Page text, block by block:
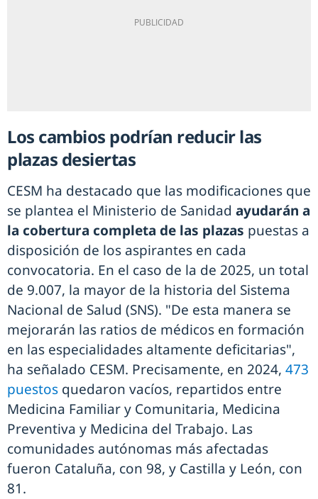
Los cambios podrían reducir las
plazas desiertas
CESM ha destacado que las modificaciones que
se plantea el Ministerio de Sanidad ayudarán a
la cobertura completa de las plazas puestas a
disposición de los aspirantes en cada
convocatoria. En el caso de la de 2025, un total
de 9.007, la mayor de la historia del Sistema
Nacional de Salud (SNS). "De esta manera se
mejorarán las ratios de médicos en formación
en las especialidades altamente deficitarias",
ha señalado CESM. Precisamente, en 2024, 473
puestos quedaron vacíos, repartidos entre
Medicina Familiar y Comunitaria, Medicina
Preventiva y Medicina del Trabajo. Las
comunidades autónomas más afectadas
fueron Cataluña, con 98, y Castilla y León, con
81.